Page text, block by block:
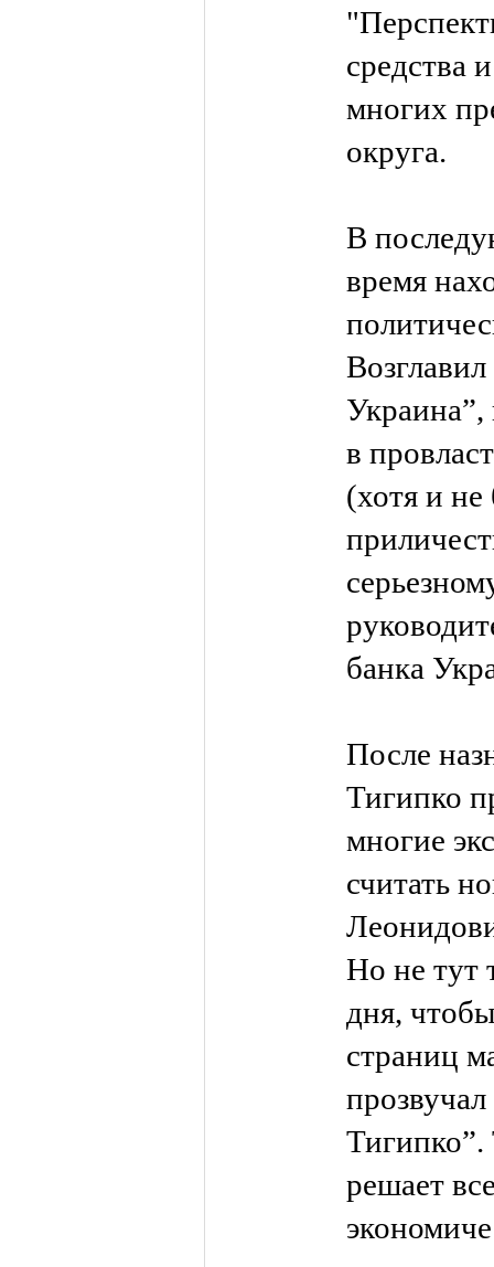
средства
многих
округа.
В
время
в
(хотя и не
банка
После
Тигипко
многие
считать
Но не тут
дня,
страниц
решает